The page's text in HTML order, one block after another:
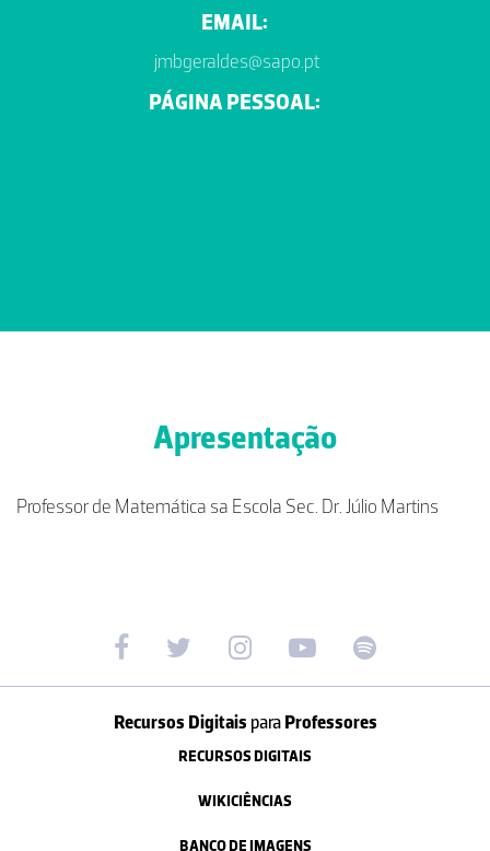
EMAIL:
jmbgeraldes@sapo.pt
PÁGINA PESSOAL:
Apresentação
Professor de Matemática sa Escola Sec. Dr. Júlio Martins
Recursos Digitais paraProfessores
RECURSOS DIGITAIS
WIKICIÊNCIAS
BANCO DE IMAGENS